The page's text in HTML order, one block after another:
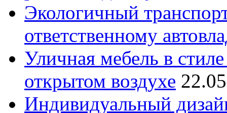
Экологичный
ответственному
Уличная мебель в
открытом воздухе
Индивидуальный